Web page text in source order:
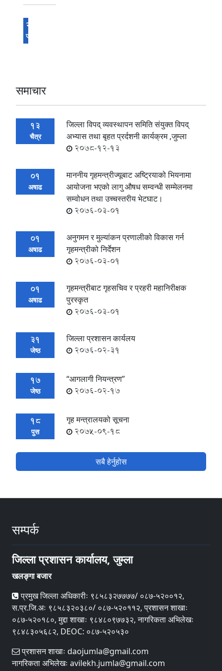
24
जेष्ठ
समाचार
13
चैत्र
जिल्ला विपद् व्यवस्थापन समिति संयुक्त विपद्
अभ्यास तथा बृहत प्रर्दशनी कार्यक्रम ,जुम्ला
2078-12-13
01
अषाढ
माननीय गृहमन्त्रीज्यूबाट अष्ट्रियाको भियनामा
आयोजना भएको लागु ‌औषध सम्वन्धी सम्मेलनमा
सम्वोधन तथा उच्चस्तरीय भेटघाट।
2076-03-01
01
अषाढ
अनुगमन र मुल्यांकन प्रणालीको विकास गर्न
गृहमन्त्रीको निर्देशन
2076-03-01
01
अषाढ
गृहमन्त्रीबाट गृहसचिव र प्रहरी महानिरीक्षक
पुरस्कृत
2076-03-01
31
जेष्ठ
जिल्ला प्रशासन कार्यलय
2076-02-31
17
जेष्ठ
“आगलागी नियन्त्रण”
2076-02-17
18
पुस
गृह मन्त्रालयको सूचना
2075-09-18
सबै हेर्नुहोस
सम्पर्क
जिल्ला प्रशासन कार्यालय, जुम्ला
खलङ्गा बजार
प्रमुख जिल्ला अधिकारीः ९८५८३२७७७७/ ०८७-५२००१२,
स.प्र.जि.अः ९८५८३२०३८०/ ०८७-५२०११२, प्रशासन शाखाः
०८७-५२०१८०, मुद्दा शाखाः ९८४८०९७७३२, नागरिकता अभिलेखः
९८४८३०५६८२, DEOC: ०८७-५२०५३०
प्रशासन शाखाः daojumla@gmail.com
नागरिकता अभिलेखः avilekh.jumla@gmail.com